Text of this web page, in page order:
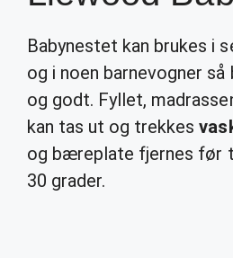
Babynestet kan brukes i
og i noen barnevogner
og godt. Fyllet,
kan tas ut og trekkes
og bæreplate fjernes før
30 grader.